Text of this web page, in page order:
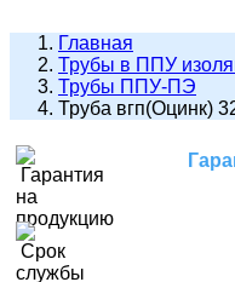
Главная
Трубы в ППУ
Трубы ППУ-ПЭ
Труба вгп(Оцинк)